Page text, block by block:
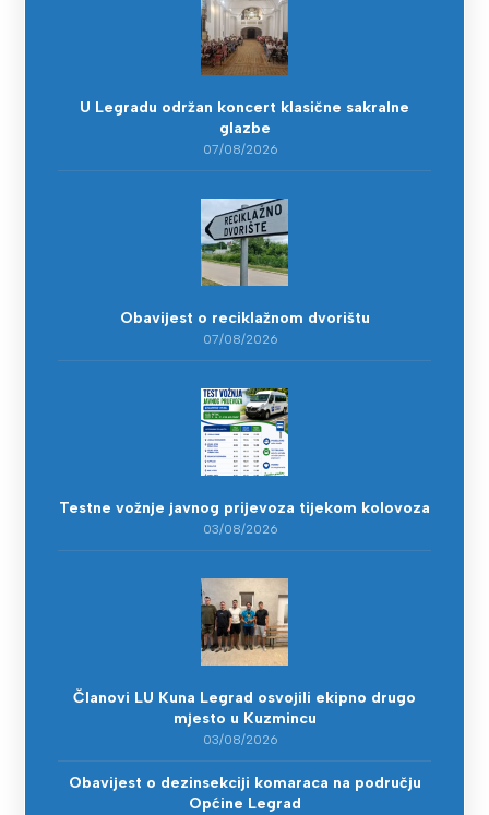
U Legradu održan koncert klasične sakralne
glazbe
07/08/2026
Obavijest o reciklažnom dvorištu
07/08/2026
Testne vožnje javnog prijevoza tijekom kolovoza
03/08/2026
Članovi LU Kuna Legrad osvojili ekipno drugo
mjesto u Kuzmincu
03/08/2026
Obavijest o dezinsekciji komaraca na području
Općine Legrad